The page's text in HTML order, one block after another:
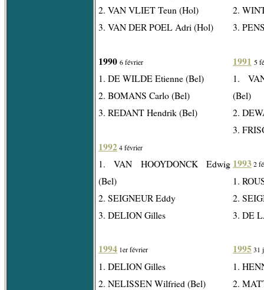
2. VAN VLIET Teun (Hol)
3. VAN DER POEL Adri (Hol)
1990 6 février
1. DE WILDE Etienne (Bel)
2. BOMANS Carlo (Bel)
3. REDANT Hendrik (Bel)
1992 4 février
1. VAN HOOYDONCK Edwig
(Bel)
2. SEIGNEUR Eddy
3. DELION Gilles
1994 1er février
1. DELION Gilles
2. NELISSEN Wilfried (Bel)
2.
3.
1991 5
1.
(Bel)
2.
3.
1993 2
1.
2.
3. DE
1995 31
1.
2.